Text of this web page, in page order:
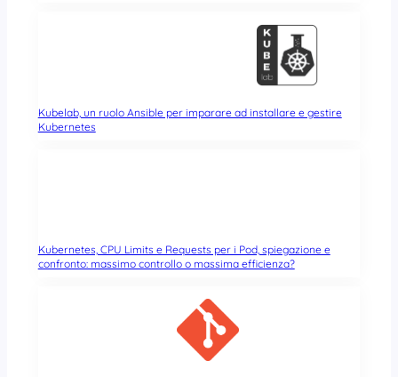
Kubelab, un ruolo Ansible per imparare ad installare e gestire
Kubernetes
Kubernetes, CPU Limits e Requests per i Pod, spiegazione e
confronto: massimo controllo o massima efficienza?